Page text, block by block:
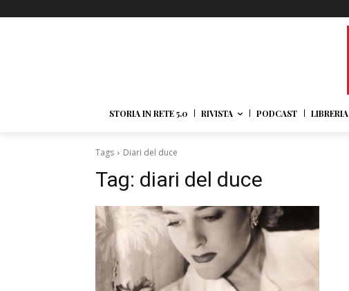
STORIA IN RETE 5.0 RIVISTA PODCAST LIBRERIA
Tags Diari del duce
Tag: diari del duce